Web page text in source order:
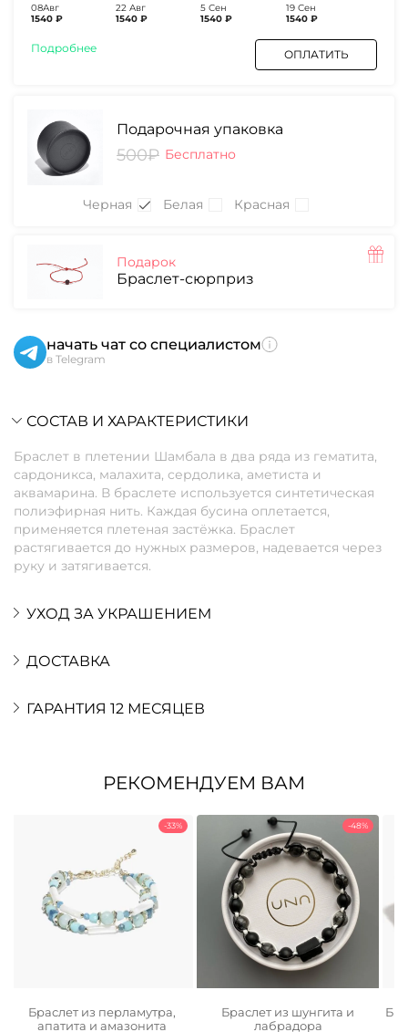
08Авг
1540 ₽
22 Авг
1540 ₽
5 Сен
1540 ₽
19 Сен
1540 ₽
Подробнее ОПЛАТИТЬ
Подарочная упаковка
500₽ Бесплатно
Черная Белая Красная
Подарок
Браслет-сюрприз
начать чат со специалистом
в Telegram
СОСТАВ И ХАРАКТЕРИСТИКИ
Браслет в плетении Шамбала в два ряда из гематита,
сардоникса, малахита, сердолика, аметиста и
аквамарина. В браслете используется синтетическая
полиэфирная нить. Каждая бусина оплетается,
применяется плетеная застёжка. Браслет
растягивается до нужных размеров, надевается через
руку и затягивается.
УХОД ЗА УКРАШЕНИЕМ
ДОСТАВКА
ГАРАНТИЯ 12 МЕСЯЦЕВ
РЕКОМЕНДУЕМ ВАМ
-33%
Браслет из перламутра,
апатита и амазонита
-48%
Браслет из шунгита и
лабрадора